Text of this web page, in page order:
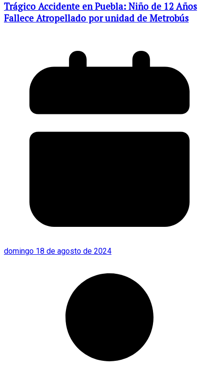
Trágico Accidente en Puebla: Niño de 12 Años
Fallece Atropellado por unidad de Metrobús
domingo 18 de agosto de 2024